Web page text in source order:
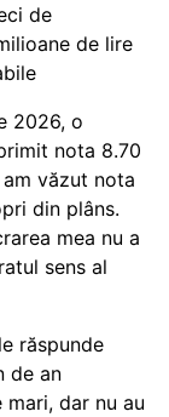
de
de lire
2026, o
nota 8.70
văzut nota
din plâns.
mea nu a
sens al
răspunde
de an
dar nu au